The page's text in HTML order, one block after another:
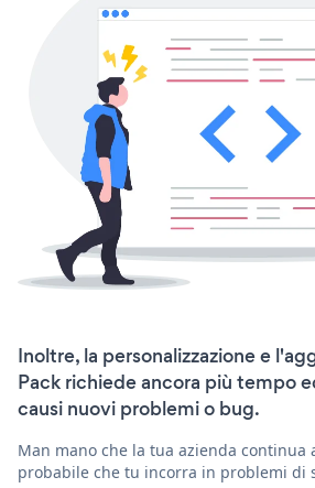
Inoltre, la personalizzazione e
Pack richiede ancora più tempo
causi nuovi problemi o bug.
Man mano che la tua azienda continua
probabile che tu incorra in problemi di